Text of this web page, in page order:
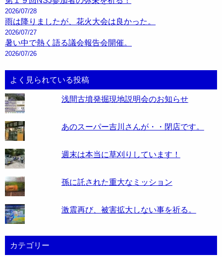
2026/07/28
雨は降りましたが、花火大会は良かった。
2026/07/27
暑い中で熱く語る議会報告会開催。
2026/07/26
よく見られている投稿
浅間古墳発掘現地説明会のお知らせ
あのスーパー吉川さんが・・閉店です。
週末は本当に草刈りしています！
孫に託された重大なミッション
激震再び、被害拡大しない事を祈る。
カテゴリー